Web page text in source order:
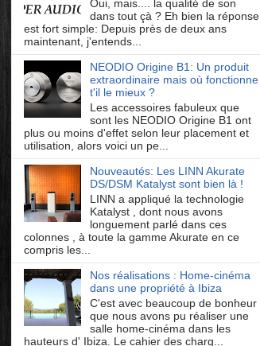
Oui, mais.... la qualité de son
dans tout çà ? Eh bien la réponse
est fort simple: Depuis près de deux ans
maintenant, j'entends...
NEODIO Origine B1: Un produit
extraordinaire mais où fonctionne
t'il le mieux ?
Les accessoires fabuleux que
sont les NEODIO Origine B1 ont
plus ou moins d'effet selon leur placement et
utilisation, alors voici un pe...
Nouveautés: Les LINN Akurate
DS/DSM Katalyst sont bien là !
LINN a appliqué la technologie
Katalyst , dont nous avons
longuement parlé dans ces
colonnes , à toute la gamme Akurate en ce
compris les...
Nos réalisations : Home-cinéma
dans une propriété à Ibiza
C'est avec beaucoup de bonheur
que nous avons pu réaliser une
salle home-cinéma dans les
hauteurs d' Ibiza. Le cahier des charg...